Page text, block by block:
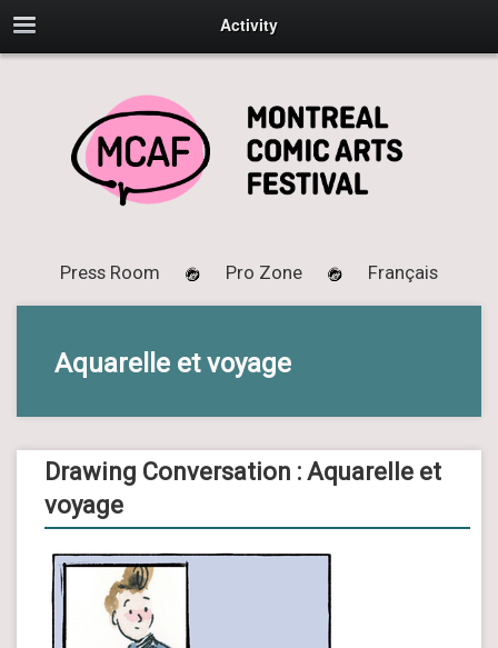
Activity
Press Room Pro Zone Français
Aquarelle et voyage
Drawing Conversation : Aquarelle et
voyage